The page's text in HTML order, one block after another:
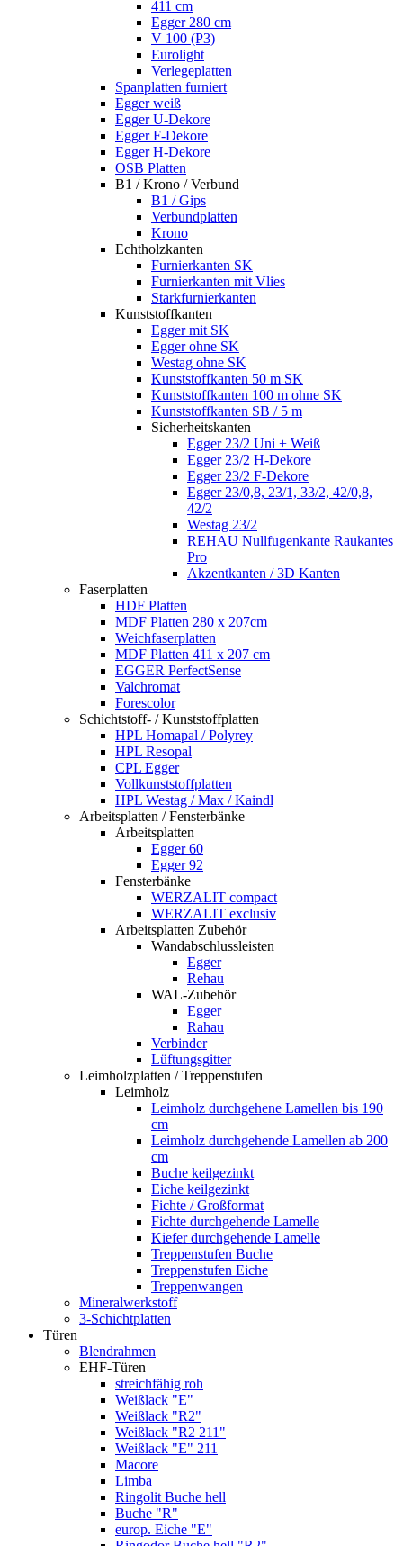
411 cm
Egger 280 cm
V 100 (P3)
Eurolight
Verlegeplatten
Spanplatten furniert
Egger weiß
Egger U-Dekore
Egger F-Dekore
Egger H-Dekore
OSB Platten
B1 / Krono / Verbund
B1 / Gips
Verbundplatten
Krono
Echtholzkanten
Furnierkanten SK
Furnierkanten mit Vlies
Starkfurnierkanten
Kunststoffkanten
Egger mit SK
Egger ohne SK
Westag ohne SK
Kunststoffkanten 50 m SK
Kunststoffkanten 100 m ohne SK
Kunststoffkanten SB / 5 m
Sicherheitskanten
Egger 23/2 Uni + Weiß
Egger 23/2 H-Dekore
Egger 23/2 F-Dekore
Egger 23/0,8, 23/1, 33/2, 42/0,8,
42/2
Westag 23/2
REHAU Nullfugenkante Raukantes
Pro
Akzentkanten / 3D Kanten
Faserplatten
HDF Platten
MDF Platten 280 x 207cm
Weichfaserplatten
MDF Platten 411 x 207 cm
EGGER PerfectSense
Valchromat
Forescolor
Schichtstoff- / Kunststoffplatten
HPL Homapal / Polyrey
HPL Resopal
CPL Egger
Vollkunststoffplatten
HPL Westag / Max / Kaindl
Arbeitsplatten / Fensterbänke
Arbeitsplatten
Egger 60
Egger 92
Fensterbänke
WERZALIT compact
WERZALIT exclusiv
Arbeitsplatten Zubehör
Wandabschlussleisten
Egger
Rehau
WAL-Zubehör
Egger
Rahau
Verbinder
Lüftungsgitter
Leimholzplatten / Treppenstufen
Leimholz
Leimholz durchgehene Lamellen bis 190
cm
Leimholz durchgehende Lamellen ab 200
cm
Buche keilgezinkt
Eiche keilgezinkt
Fichte / Großformat
Fichte durchgehende Lamelle
Kiefer durchgehende Lamelle
Treppenstufen Buche
Treppenstufen Eiche
Treppenwangen
Mineralwerkstoff
3-Schichtplatten
Türen
Blendrahmen
EHF-Türen
streichfähig roh
Weißlack "E"
Weißlack "R2"
Weißlack "R2 211"
Weißlack "E" 211
Macore
Limba
Ringolit Buche hell
Buche "R"
europ. Eiche "E"